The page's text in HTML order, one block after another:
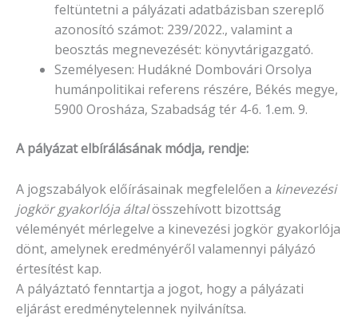
feltüntetni a pályázati adatbázisban szereplő
azonosító számot: 239/2022., valamint a
beosztás megnevezését: könyvtárigazgató.
Személyesen: Hudákné Dombovári Orsolya
humánpolitikai referens részére, Békés megye,
5900 Orosháza, Szabadság tér 4-6. 1.em. 9.
A pályázat elbírálásának módja, rendje:
A jogszabályok előírásainak megfelelően a kinevezési
jogkör gyakorlója általösszehívott bizottság
véleményét mérlegelve a kinevezési jogkör gyakorlója
dönt, amelynek eredményéről valamennyi pályázó
értesítést kap.
A pályáztató fenntartja a jogot, hogy a pályázati
eljárást eredménytelennek nyilvánítsa.